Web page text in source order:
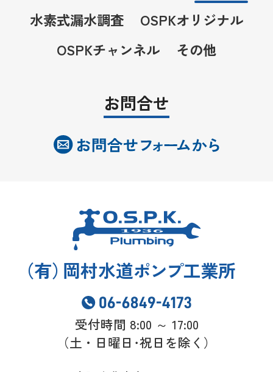
水素式漏水調査
OSPKオリジナル
OSPKチャンネル
その他
お問合せ
（有） 岡村水道ポンプ工業所
受付時間 8:00 ～ 17:00
（土・日曜日･祝日を除く）